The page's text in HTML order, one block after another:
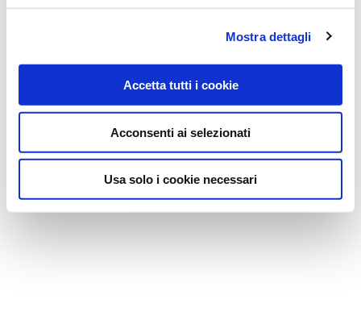
Mostra dettagli
Accetta tutti i cookie
Acconsenti ai selezionati
Usa solo i cookie necessari